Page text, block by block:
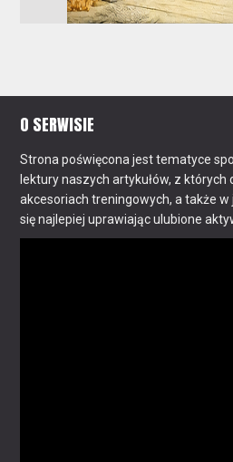
O SERWISIE
Strona poświęcona jest tematyce
lektury naszych artykułów, z których
akcesoriach treningowych, a także
się najlepiej uprawiając ulubione